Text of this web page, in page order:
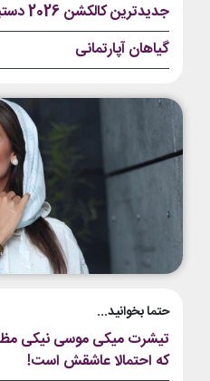
جدیدترین کالکشن 2026 دستبند نقره پاندورا
گیاهان آپارتمانی
حتما بخوانید...
تیشرت میکی موسی نیکی
که احتمالا عاشقش است!